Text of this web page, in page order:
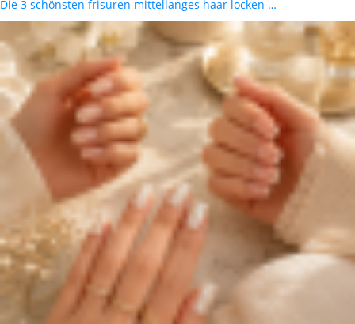
Die 3 schönsten frisuren mittellanges haar locken …